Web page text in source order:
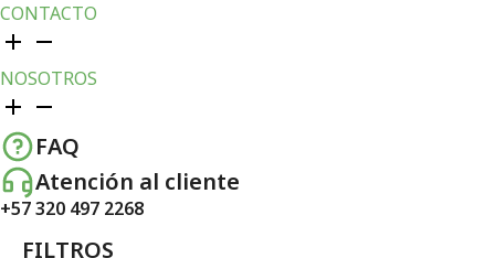
CONTACTO
NOSOTROS
FAQ
Atención al cliente
+57 320 497 2268
FILTROS